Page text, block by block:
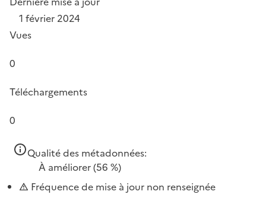
1 février 2024
Vues
0
Téléchargements
0
Qualité des métadonnées:
À améliorer(56 %)
Fréquence de mise à jour non renseignée